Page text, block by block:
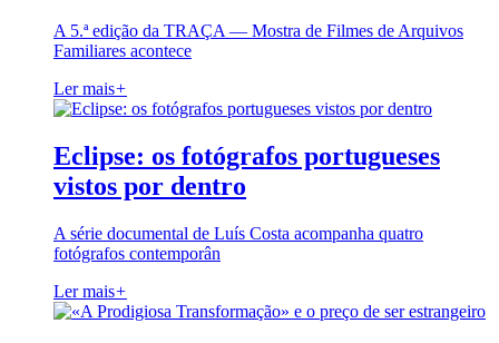
A 5.ª edição da TRAÇA — Mostra de Filmes de Arquivos
Familiares acontece
Ler mais+
Eclipse: os fotógrafos portugueses
vistos por dentro
A série documental de Luís Costa acompanha quatro
fotógrafos contemporân
Ler mais+